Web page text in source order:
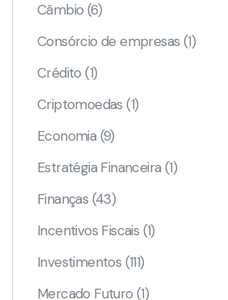
Câmbio (6)
Consórcio de empresas (1)
Crédito (1)
Criptomoedas (1)
Economia (9)
Estratégia Financeira (1)
Finanças (43)
Incentivos Fiscais (1)
Investimentos (111)
Mercado Futuro (1)